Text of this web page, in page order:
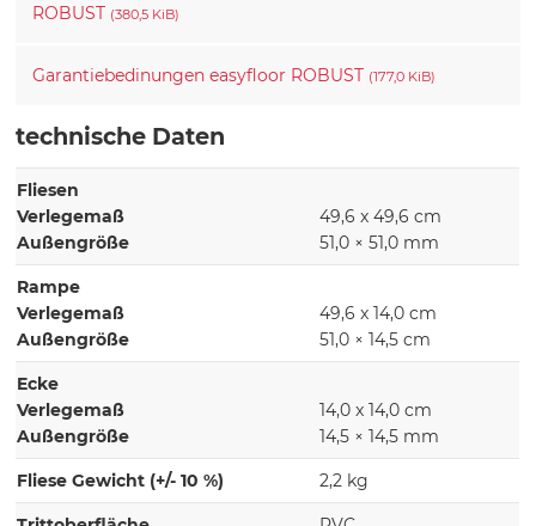
ROBUST (380,5 KiB)
Garantiebedinungen easyfloor ROBUST (177,0 KiB)
technische Daten
Fliesen
Verlegemaß
Außengröße
49,6 x 49,6 cm
51,0 × 51,0 mm
Rampe
Verlegemaß
Außengröße
49,6 x 14,0 cm
51,0 × 14,5 cm
Ecke
Verlegemaß
Außengröße
14,0 x 14,0 cm
14,5 × 14,5 mm
Fliese Gewicht (+/- 10 %) 2,2 kg